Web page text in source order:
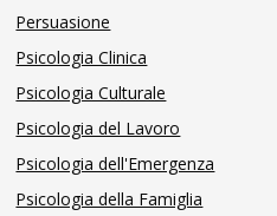
Persuasione
Psicologia Clinica
Psicologia Culturale
Psicologia del Lavoro
Psicologia dell'Emergenza
Psicologia della Famiglia